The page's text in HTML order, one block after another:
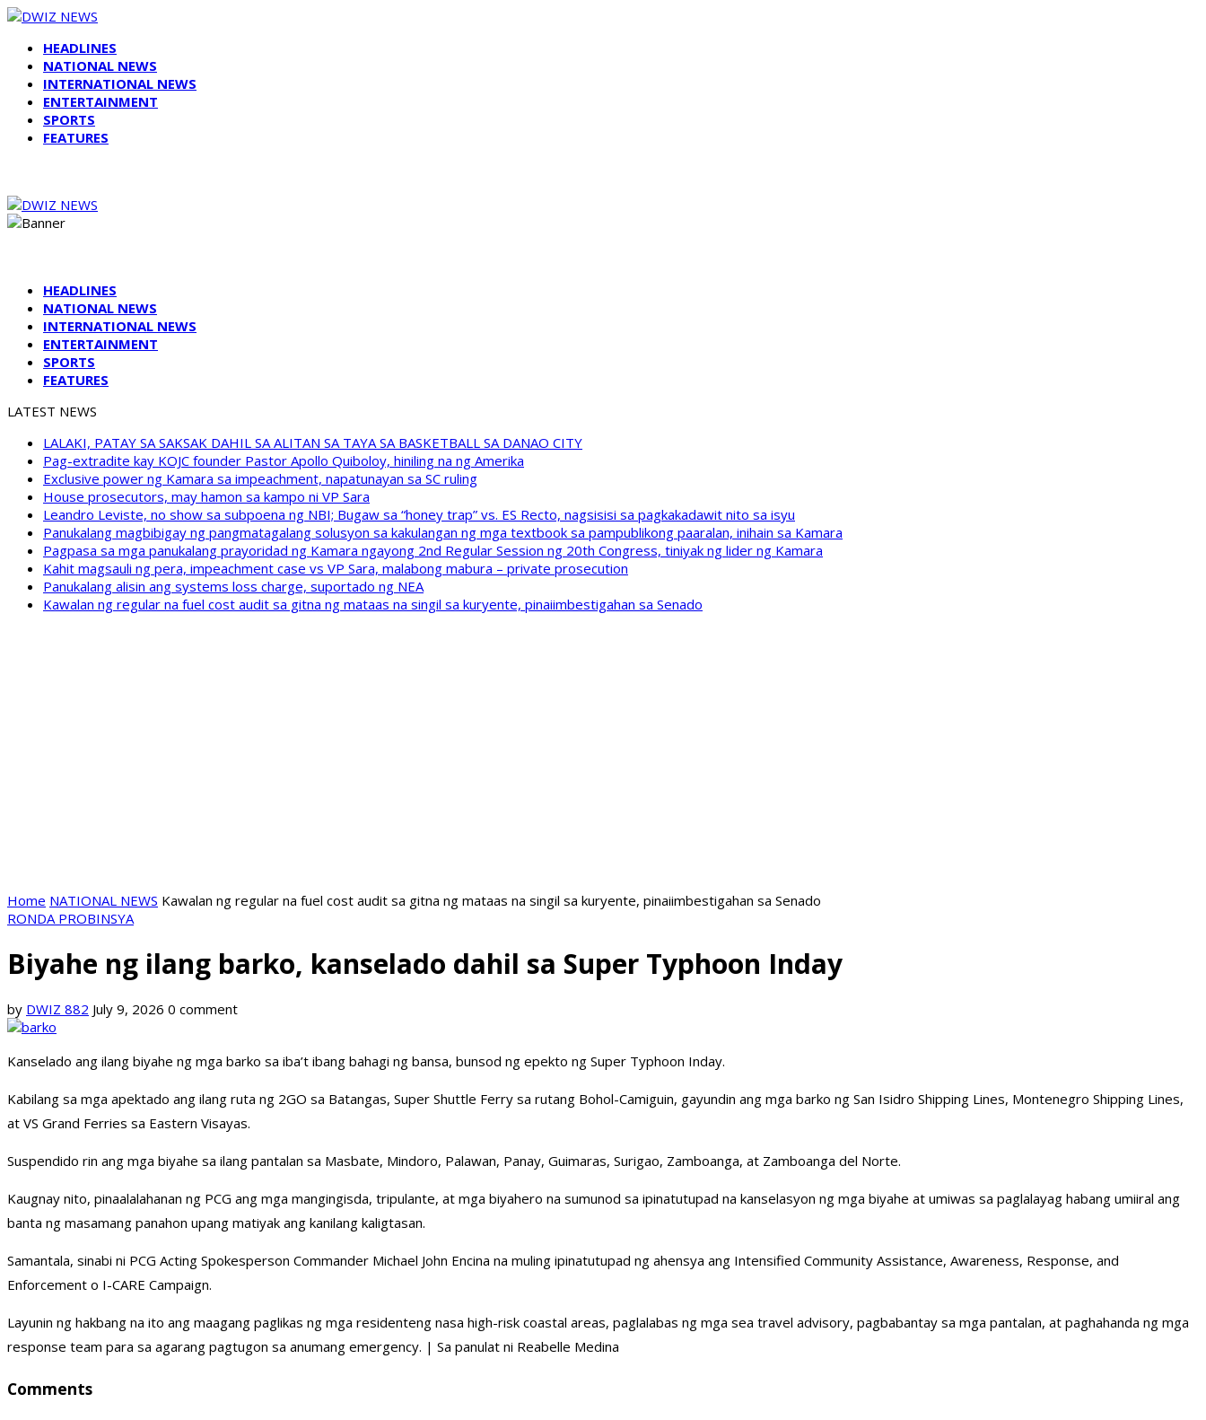
HEADLINES
NATIONAL NEWS
INTERNATIONAL NEWS
ENTERTAINMENT
SPORTS
FEATURES
HEADLINES
NATIONAL NEWS
INTERNATIONAL NEWS
ENTERTAINMENT
SPORTS
FEATURES
LATEST NEWS
LALAKI, PATAY SA SAKSAK DAHIL SA ALITAN SA TAYA SA BASKETBALL SA DANAO CITY
Pag-extradite kay KOJC founder Pastor Apollo Quiboloy, hiniling na ng Amerika
Exclusive power ng Kamara sa impeachment, napatunayan sa SC ruling
House prosecutors, may hamon sa kampo ni VP Sara
Leandro Leviste, no show sa subpoena ng NBI; Bugaw sa “honey trap” vs. ES Recto, nagsisisi sa pagkakadawit nito sa isyu
Panukalang magbibigay ng pangmatagalang solusyon sa kakulangan ng mga textbook sa pampublikong paaralan, inihain sa Kamara
Pagpasa sa mga panukalang prayoridad ng Kamara ngayong 2nd Regular Session ng 20th Congress, tiniyak ng lider ng Kamara
Kahit magsauli ng pera, impeachment case vs VP Sara, malabong mabura – private prosecution
Panukalang alisin ang systems loss charge, suportado ng NEA
Kawalan ng regular na fuel cost audit sa gitna ng mataas na singil sa kuryente, pinaiimbestigahan sa Senado
Home NATIONAL NEWS Kawalan ng regular na fuel cost audit sa gitna ng mataas na singil sa kuryente, pinaiimbestigahan sa Senado
RONDA PROBINSYA
Biyahe ng ilang barko, kanselado dahil sa Super Typhoon Inday
by DWIZ 882 July 9, 2026 0 comment
Kanselado ang ilang biyahe ng mga barko sa iba’t ibang bahagi ng bansa, bunsod ng epekto ng Super Typhoon Inday.
Kabilang sa mga apektado ang ilang ruta ng 2GO sa Batangas, Super Shuttle Ferry sa rutang Bohol-Camiguin, gayundin ang mga barko ng San Isidro Shipping Lines, Montenegro Shipping Lines,
at VS Grand Ferries sa Eastern Visayas.
Suspendido rin ang mga biyahe sa ilang pantalan sa Masbate, Mindoro, Palawan, Panay, Guimaras, Surigao, Zamboanga, at Zamboanga del Norte.
Kaugnay nito, pinaalalahanan ng PCG ang mga mangingisda, tripulante, at mga biyahero na sumunod sa ipinatutupad na kanselasyon ng mga biyahe at umiwas sa paglalayag habang umiiral ang
banta ng masamang panahon upang matiyak ang kanilang kaligtasan.
Samantala, sinabi ni PCG Acting Spokesperson Commander Michael John Encina na muling ipinatutupad ng ahensya ang Intensified Community Assistance, Awareness, Response, and
Enforcement o I-CARE Campaign.
Layunin ng hakbang na ito ang maagang paglikas ng mga residenteng nasa high-risk coastal areas, paglalabas ng mga sea travel advisory, pagbabantay sa mga pantalan, at paghahanda ng mga
response team para sa agarang pagtugon sa anumang emergency. | Sa panulat ni Reabelle Medina
Comments